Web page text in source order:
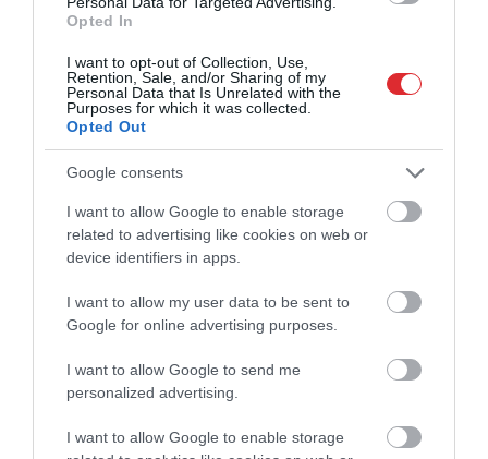
Opted In
I want to opt-out of Collection, Use,
Retention, Sale, and/or Sharing of my
Personal Data that Is Unrelated with the
Purposes for which it was collected.
Opted Out
Google consents
I want to allow Google to enable storage
related to advertising like cookies on web or
device identifiers in apps.
I want to allow my user data to be sent to
Google for online advertising purposes.
I want to allow Google to send me
personalized advertising.
I want to allow Google to enable storage